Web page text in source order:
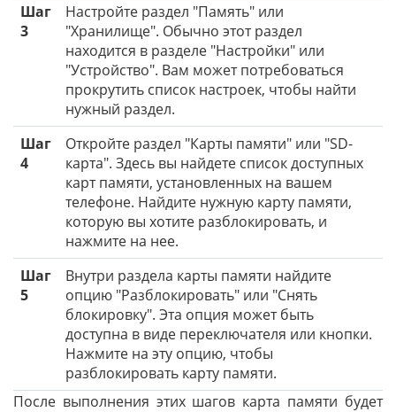
Шаг
3
Настройте раздел "Память" или
"Хранилище". Обычно этот раздел
находится в разделе "Настройки" или
"Устройство". Вам может потребоваться
прокрутить список настроек, чтобы найти
нужный раздел.
Шаг
4
Откройте раздел "Карты памяти" или "SD-
карта". Здесь вы найдете список доступных
карт памяти, установленных на вашем
телефоне. Найдите нужную карту памяти,
которую вы хотите разблокировать, и
нажмите на нее.
Шаг
5
Внутри раздела карты памяти найдите
опцию "Разблокировать" или "Снять
блокировку". Эта опция может быть
доступна в виде переключателя или кнопки.
Нажмите на эту опцию, чтобы
разблокировать карту памяти.
После выполнения этих шагов карта памяти будет